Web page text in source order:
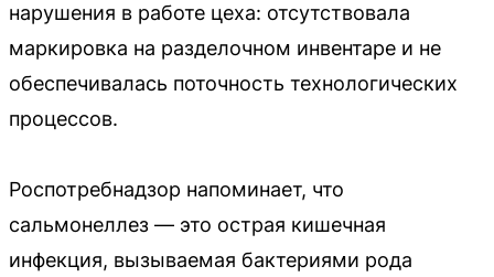
нарушения в работе цеха: отсутствовала
маркировка на разделочном инвентаре и не
обеспечивалась поточность технологических
процессов.
Роспотребнадзор напоминает, что
сальмонеллез — это острая кишечная
инфекция, вызываемая бактериями рода